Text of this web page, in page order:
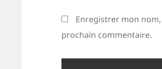
Enregistrer mon
prochain commentaire.